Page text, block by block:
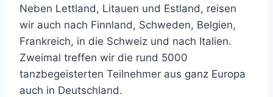
Neben Lettland, Litauen und Estland, reisen
wir auch nach Finnland, Schweden, Belgien,
Frankreich, in die Schweiz und nach Italien.
Zweimal treffen wir die rund 5000
tanzbegeisterten Teilnehmer aus ganz Europa
auch in Deutschland.